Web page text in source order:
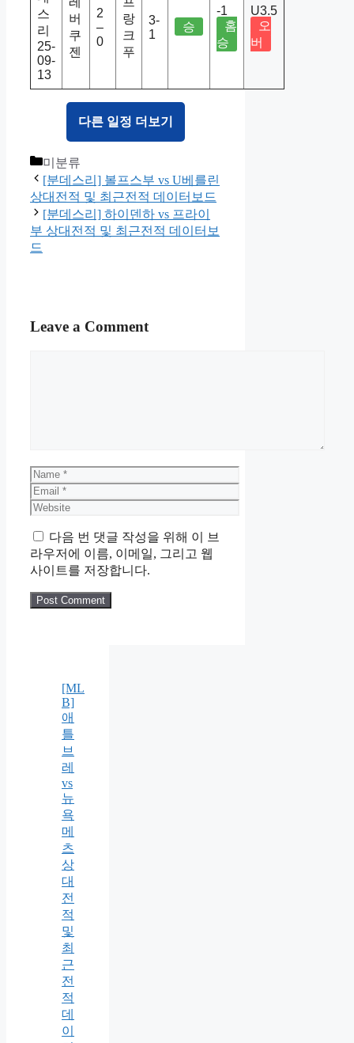
스
리
25-
09-
13
버
쿠
젠
2
–
0
랑
크
푸
3-
1
승
-1
홈
승
U3.5
오
버
다른 일정 더보기
Categories
미분류
[분데스리] 볼프스부 vs U베를린
상대전적 및 최근전적 데이터보드
[분데스리] 하이덴하 vs 프라이
부 상대전적 및 최근전적 데이터보
드
Leave a Comment
Name
Email
Website
다음 번 댓글 작성을 위해 이 브
라우저에 이름, 이메일, 그리고 웹
사이트를 저장합니다.
[ML
B]
애
틀
브
레
vs
뉴
욕
메
츠
상
대
전
적
및
최
근
전
적
데
이